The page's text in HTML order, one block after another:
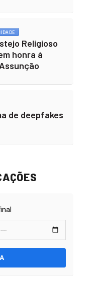
Religioso
honra à
de deepfakes